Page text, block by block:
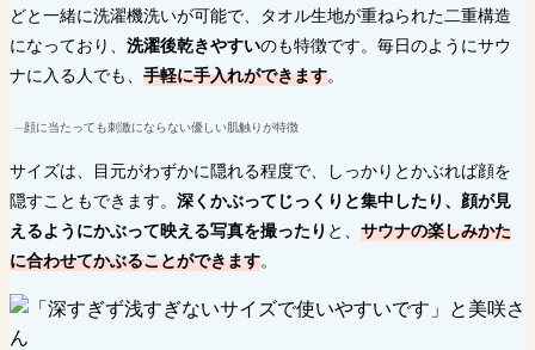
どと一緒に洗濯機洗いが可能で、タオル生地が重ねられた二重構造
になっており、 洗濯後乾きやすいのも特徴です。毎日のようにサウ
ナに入る人でも、 手軽に手入れができます。
顔に当たっても刺激にならない優しい肌触りが特徴
サイズは、目元がわずかに隠れる程度で、しっかりとかぶれば顔を
隠すこともできます。 深くかぶってじっくりと集中したり、顔が見
えるようにかぶって映える写真を撮ったり と、 サウナの楽しみかた
に合わせてかぶることができます。